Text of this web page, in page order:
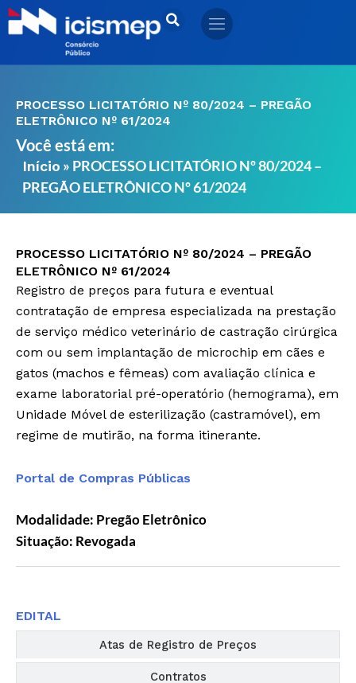
Ir
para
PROCESSO LICITATÓRIO Nº 80/2024 – PREGÃO
ELETRÔNICO Nº 61/2024
Você está em:
Início » PROCESSO LICITATÓRIO Nº 80/2024 –
PREGÃO ELETRÔNICO Nº 61/2024
PROCESSO LICITATÓRIO Nº 80/2024 – PREGÃO
ELETRÔNICO Nº 61/2024
Registro de preços para futura e eventual
contratação de empresa especializada na prestação
de serviço médico veterinário de castração cirúrgica
com ou sem implantação de microchip em cães e
gatos (machos e fêmeas) com avaliação clínica e
exame laboratorial pré-operatório (hemograma), em
Unidade Móvel de esterilização (castramóvel), em
regime de mutirão, na forma itinerante.
Portal de Compras Públicas
Modalidade: Pregão Eletrônico
Situação: Revogada
Atas de Registro de Preços
Contratos
EDITAL